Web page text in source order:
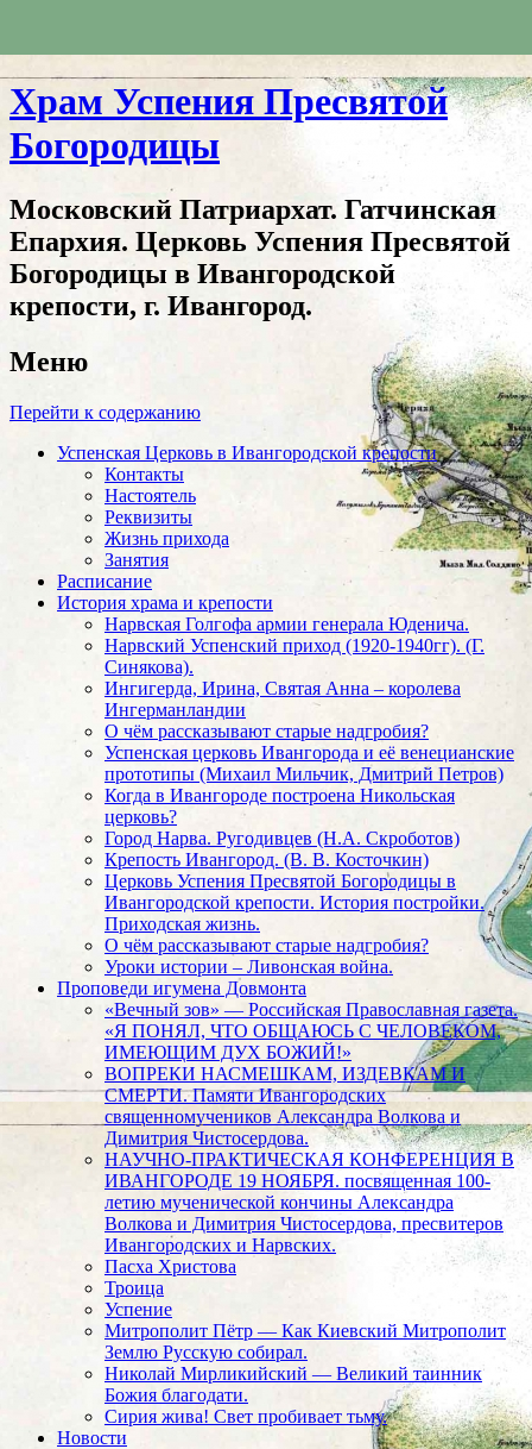
Храм Успения Пресвятой
Богородицы
Московский Патриархат. Гатчинская
Епархия. Церковь Успения Пресвятой
Богородицы в Ивангородской
крепости, г. Ивангород.
Меню
Перейти к содержанию
Успенская Церковь в Ивангородской крепости
Контакты
Настоятель
Реквизиты
Жизнь прихода
Занятия
Расписание
История храма и крепости
Нарвская Голгофа армии генерала Юденича.
Нарвский Успенский приход (1920-1940гг). (Г.
Синякова).
Ингигерда, Ирина, Святая Анна – королева
Ингерманландии
О чём рассказывают старые надгробия?
Успенская церковь Ивангорода и её венецианские
прототипы (Михаил Мильчик, Дмитрий Петров)
Когда в Ивангороде построена Никольская
церковь?
Город Нарва. Ругодивцев (Н.А. Скроботов)
Крепость Ивангород. (В. В. Косточкин)
Церковь Успения Пресвятой Богородицы в
Ивангородской крепости. История постройки.
Приходская жизнь.
О чём рассказывают старые надгробия?
Уроки истории – Ливонская война.
Проповеди игумена Довмонта
«Вечный зов» — Российская Православная газета.
«Я ПОНЯЛ, ЧТО ОБЩАЮСЬ С ЧЕЛОВЕКОМ,
ИМЕЮЩИМ ДУХ БОЖИЙ!»
ВОПРЕКИ НАСМЕШКАМ, ИЗДЕВКАМ И
СМЕРТИ. Памяти Ивангородских
священномучеников Александра Волкова и
Димитрия Чистосердова.
НАУЧНО-ПРАКТИЧЕСКАЯ КОНФЕРЕНЦИЯ В
ИВАНГОРОДЕ 19 НОЯБРЯ. посвященная 100-
летию мученической кончины Александра
Волкова и Димитрия Чистосердова, пресвитеров
Ивангородских и Нарвских.
Пасха Христова
Троица
Успение
Митрополит Пётр — Как Киевский Митрополит
Землю Русскую собирал.
Николай Мирликийский — Великий таинник
Божия благодати.
Сирия жива! Свет пробивает тьму.
Новости